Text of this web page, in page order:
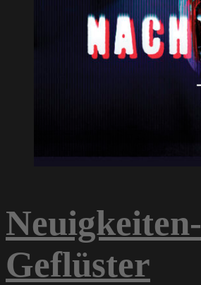
Neuigkeiten-
Geflüster